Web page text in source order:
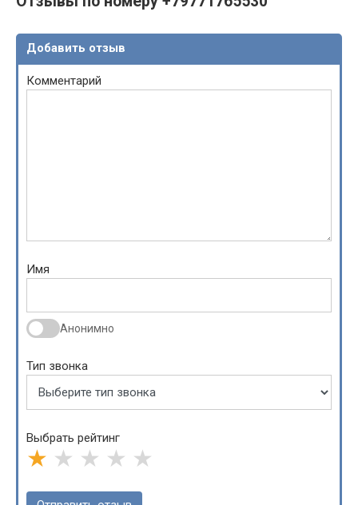
Добавить отзыв
Комментарий
Имя
Анонимно
Тип звонка
Выбрать рейтинг
★ ★ ★ ★ ★